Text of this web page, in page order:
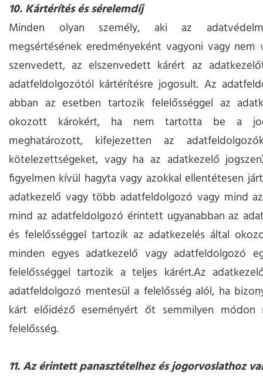
10. Kártérítés és sérelemdíj
Minden olyan személy, aki az
megsértésének eredményeként vagyoni vagy nem
szenvedett, az elszenvedett kárért az
adatfeldolgozótól kártérítésre jogosult. Az
abban az esetben tartozik felelősséggel az
okozott károkért, ha nem tartotta be a
meghatározott, kifejezetten az
kötelezettségeket, vagy ha az adatkezelő
figyelmen kívül hagyta vagy azokkal ellentétesen
adatkezelő vagy több adatfeldolgozó vagy mind
mind az adatfeldolgozó érintett ugyanabban az
és felelősséggel tartozik az adatkezelés által
minden egyes adatkezelő vagy adatfeldolgozó
felelősséggel tartozik a teljes kárért.Az
adatfeldolgozó mentesül a felelősség alól, ha
kárt előidéző eseményért őt semmilyen módon
felelősség.
11. Az érintett panasztételhez és jogorvoslathoz